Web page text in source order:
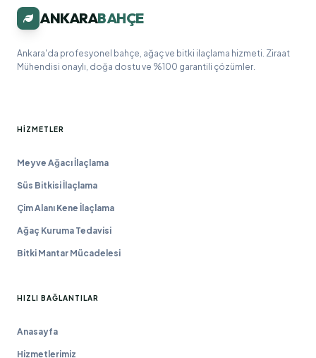
ANKARABAHÇE
Ankara'da profesyonel bahçe, ağaç ve bitki ilaçlama hizmeti. Ziraat
Mühendisi onaylı, doğa dostu ve %100 garantili çözümler.
HIZMETLER
Meyve Ağacı İlaçlama
Süs Bitkisi İlaçlama
Çim Alanı Kene İlaçlama
Ağaç Kuruma Tedavisi
Bitki Mantar Mücadelesi
HIZLI BAĞLANTILAR
Anasayfa
Hizmetlerimiz